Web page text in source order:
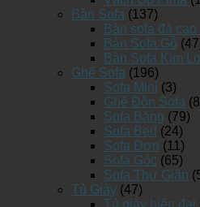
Bàn Sofa (137)
Bàn sofa đá cao
Bàn Sofa Gỗ
Bàn Sofa Kim
Ghế Sofa (196)
Sofa Mini (3)
Ghế Đôn Sofa
Sofa Băng (79)
Sofa Bed (24)
Sofa Đơn (11)
Sofa Góc (65)
Sofa Thư Giãn
Tủ Giày (47)
Tủ giày hiện đại